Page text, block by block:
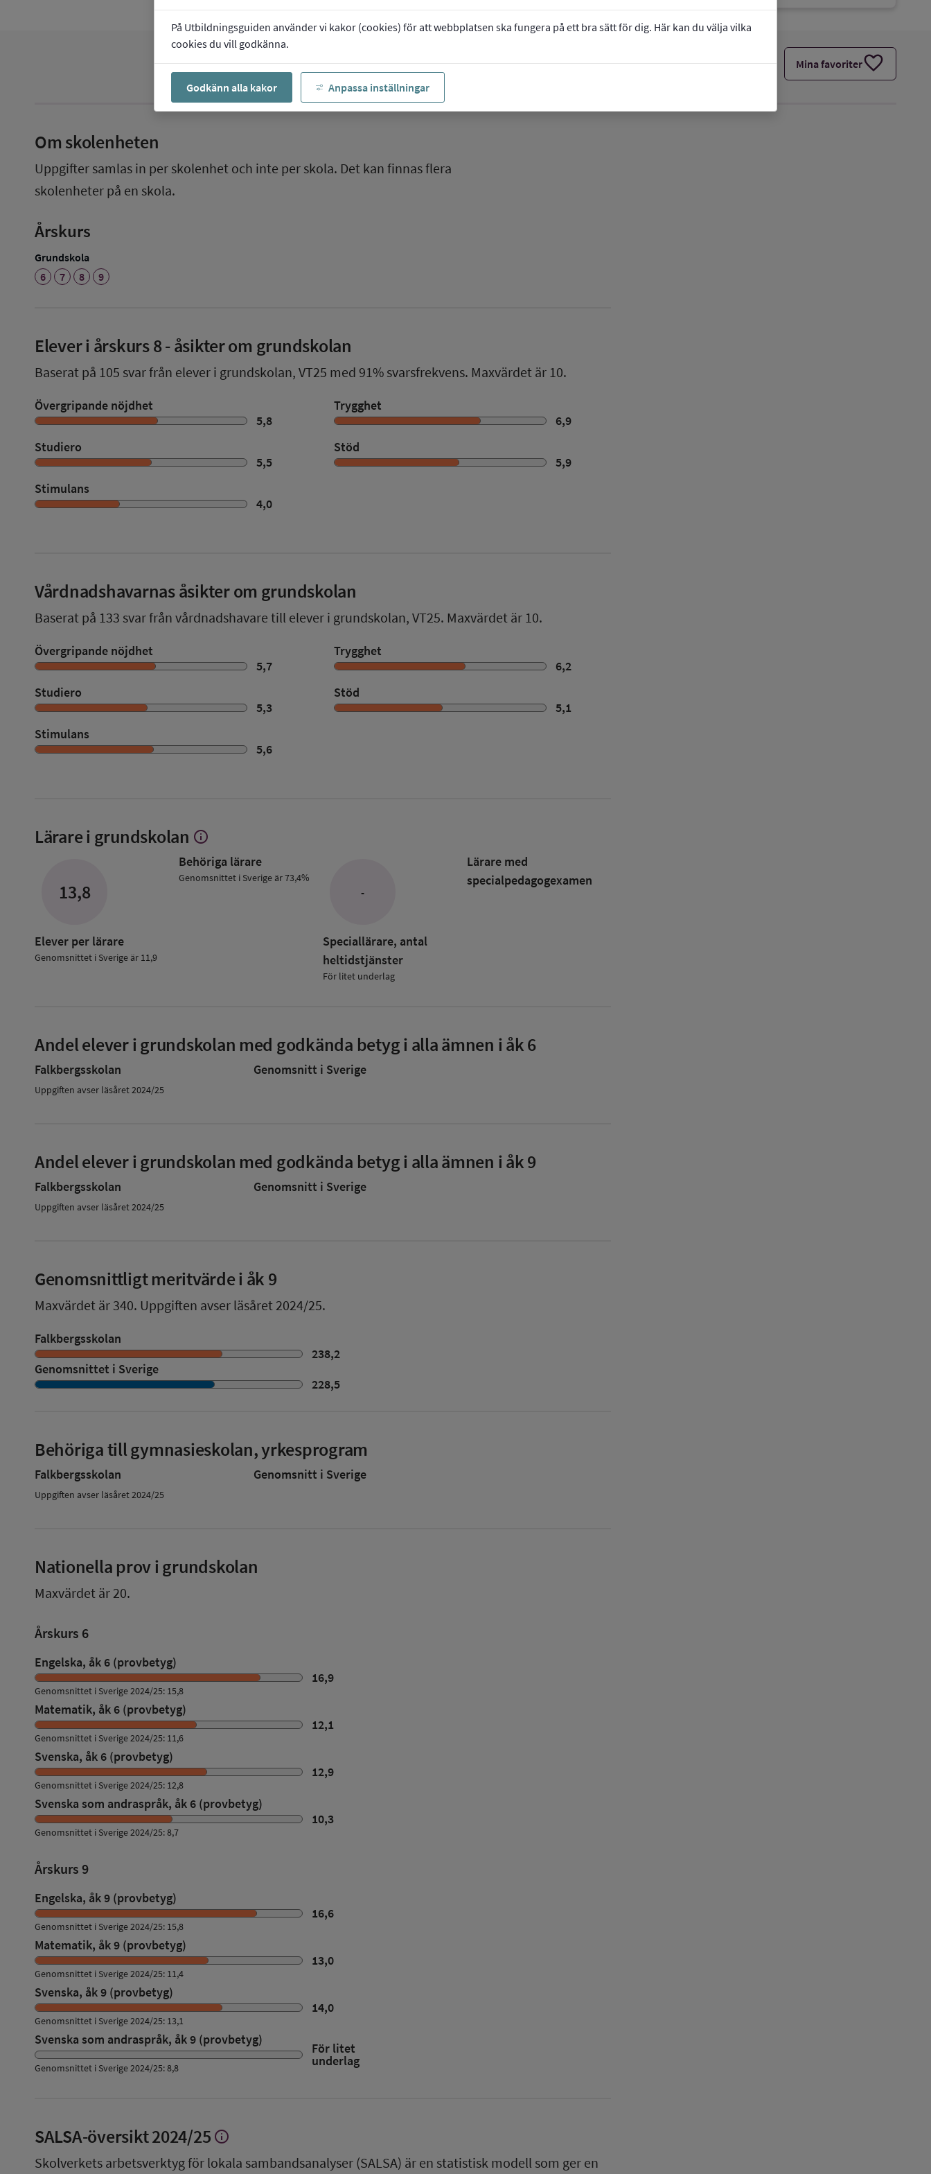
På Utbildningsguiden använder vi kakor (cookies) för att webbplatsen ska fungera på ett bra sätt för dig. Här kan du välja vilka
cookies du vill godkänna.
Godkänn alla kakor Anpassa inställningar
Mina favoriterfavorite
Om skolenheten
Uppgifter samlas in per skolenhet och inte per skola. Det kan finnas flera
skolenheter på en skola.
Årskurs
Grundskola
6
7 8 9
Elever i årskurs 8- åsikter om grundskolan
Baserat på 105 svar från elever i grundskolan, VT25 med 91% svarsfrekvens. Maxvärdet är 10.
Övergripande nöjdhet
5,8
Trygghet
6,9
Studiero
5,5
Stöd
5,9
Stimulans
4,0
Vårdnadshavarnas åsikter om grundskolan
Baserat på 133 svar från vårdnadshavare till elever i grundskolan, VT25. Maxvärdet är 10.
Övergripande nöjdhet
5,7
Trygghet
6,2
Studiero
5,3
Stöd
5,1
Stimulans
5,6
Lärare i grundskolan Visa
om
Lärare
info
13,8
Elever per lärare
Genomsnittet i Sverige är 11,9
Behöriga lärare
Genomsnittet i Sverige är 73,4%
-
Speciallärare, antal
heltidstjänster
För litet underlag
Lärare med
specialpedagog­examen
Andel elever i grundskolan med godkända betyg i alla ämnen i åk 6
Falkbergsskolan Genomsnitt i Sverige
Uppgiften avser läsåret 2024/25
Andel elever i grundskolan med godkända betyg i alla ämnen i åk 9
Falkbergsskolan Genomsnitt i Sverige
Uppgiften avser läsåret 2024/25
Genomsnittligt meritvärde i åk 9
Maxvärdet är 340. Uppgiften avser läsåret 2024/25.
Falkbergsskolan
238,2
Genomsnittet i Sverige
228,5
Behöriga till gymnasieskolan, yrkesprogram
Falkbergsskolan Genomsnitt i Sverige
Uppgiften avser läsåret 2024/25
Nationella prov i grundskolan
Maxvärdet är 20.
Årskurs 6
Engelska, åk 6 (provbetyg)
16,9
Genomsnittet i Sverige 2024/25: 15,8
Matematik, åk 6 (provbetyg)
12,1
Genomsnittet i Sverige 2024/25: 11,6
Svenska, åk 6 (provbetyg)
12,9
Genomsnittet i Sverige 2024/25: 12,8
Svenska som andraspråk, åk 6 (provbetyg)
10,3
Genomsnittet i Sverige 2024/25: 8,7
Årskurs 9
Engelska, åk 9 (provbetyg)
16,6
Genomsnittet i Sverige 2024/25: 15,8
Matematik, åk 9 (provbetyg)
13,0
Genomsnittet i Sverige 2024/25: 11,4
Svenska, åk 9 (provbetyg)
14,0
Genomsnittet i Sverige 2024/25: 13,1
Svenska som andraspråk, åk 9 (provbetyg)
För litet
underlag
Genomsnittet i Sverige 2024/25: 8,8
SALSA-översikt2024/25 Visa
om
info
Skolverkets arbetsverktyg för lokala sambandsanalyser (SALSA) är en statistisk modell som ger en